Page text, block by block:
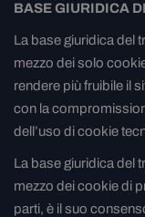
BASE GIURIDICA
La base giuridica del
mezzo dei solo
rendere più fruibile il
con la
dell’uso di cookie
La base giuridica del
mezzo dei cookie di
parti, è il suo